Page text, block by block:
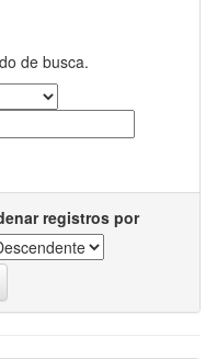
de busca.
registros por